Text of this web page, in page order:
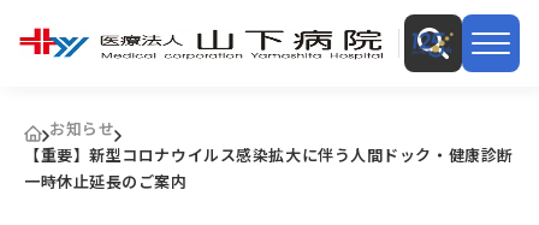
お知らせ
【重要】新型コロナウイルス感染拡大に伴う人間ドック・健康診断
一時休止延長のご案内